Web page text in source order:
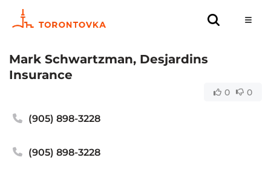
Mark Schwartzman, Desjardins
Insurance
0 0
(905) 898-3228
(905) 898-3228